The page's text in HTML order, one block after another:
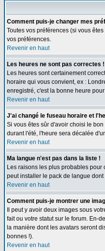
Comment puis-je changer mes
Toutes vos préférences (si vous
vos préférences.
Revenir en haut
Les heures ne sont pas correctes !
Les heures sont certainement
horaire qui vous convient, ex :
enregistré, c'est la bonne heure
Revenir en haut
J'ai changé le fuseau horaire et
Si vous êtes sûr d'avoir choisi le
durant l'été, l'heure sera décalée
Revenir en haut
Ma langue n'est pas dans la liste !
Les raisons les plus probables pour
peut installer le pack de langue
Revenir en haut
Comment puis-je montrer une
Il peut y avoir deux images sous
fait ou votre statut sur le forum. En-
la manière dont les avatars seront
bonnes !).
Revenir en haut